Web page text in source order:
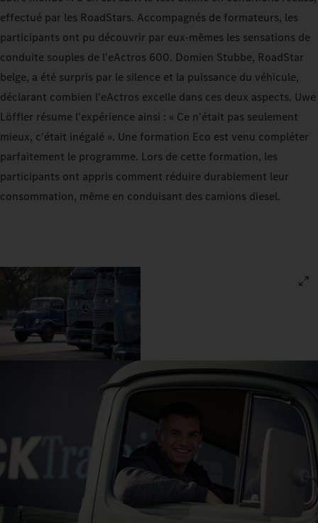
effectué par les RoadStars. Accompagnés de formateurs, les
participants ont pu découvrir par eux-mêmes les sensations de
conduite souples de l'eActros 600. Domien Stubbe, RoadStar
belge, a été surpris par le silence et la puissance du véhicule,
déclarant combien l'eActros excelle dans ces deux aspects. Uwe
Löffler résume l'expérience ainsi : « Ce n'était pas seulement
mieux, c'était inégalé ». Une formation Eco est venu compléter
parfaitement le programme. Lors de cette formation, les
participants ont appris comment réduire durablement leur
consommation, même en conduisant des camions diesel.